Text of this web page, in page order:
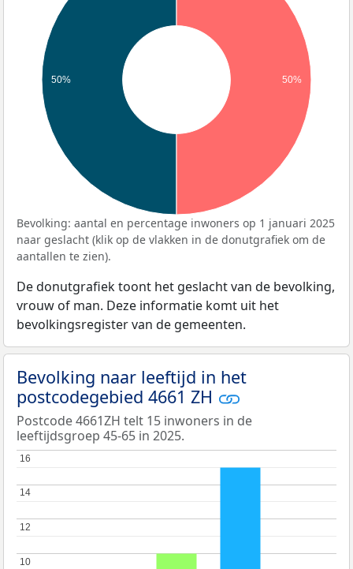
50% 50%
Bevolking: aantal en percentage inwoners op 1 januari 2025
naar geslacht (klik op de vlakken in de donutgrafiek om de
aantallen te zien).
De donutgrafiek toont het geslacht van de bevolking,
vrouw of man. Deze informatie komt uit het
bevolkingsregister van de gemeenten.
Bevolking naar leeftijd in het
postcodegebied 4661 ZH
Postcode 4661ZH telt 15 inwoners in de
leeftijdsgroep 45-65 in 2025.
10
10
12
12
14
14
16
16